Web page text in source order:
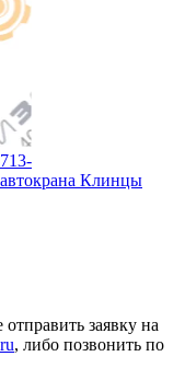
Клинцы
заявку на
, либо позвонить по